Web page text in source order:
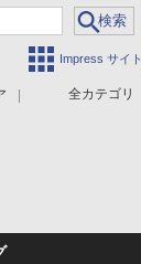
Impress サイト
全カテゴリ